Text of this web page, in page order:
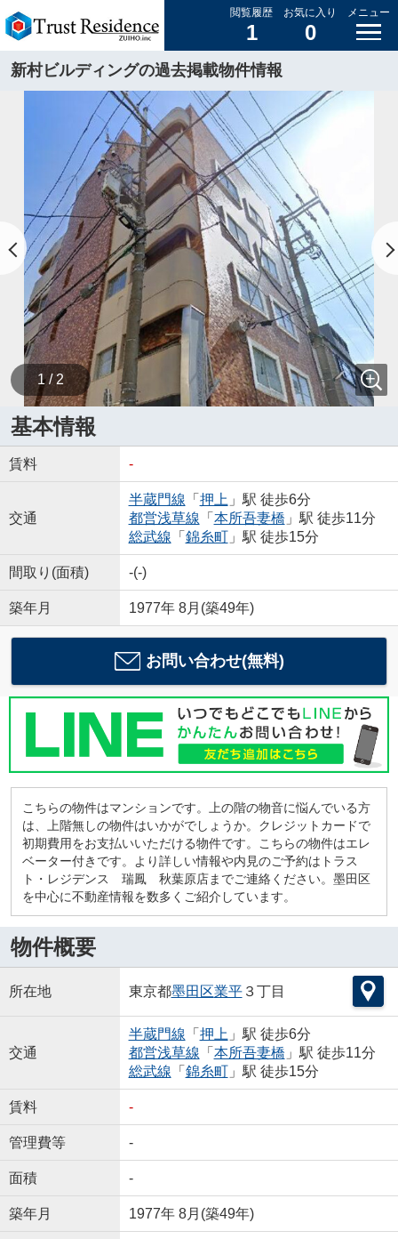
閲覧履歴
1
お気に入り
0
メニュー
新村ビルディングの過去掲載物件情報
1 / 2
基本情報
賃料 -
交通
半蔵門線 「 押上 」駅 徒歩6分
都営浅草線 「 本所吾妻橋 」駅 徒歩11分
総武線 「 錦糸町」駅 徒歩15分
間取り(面積) -(-)
築年月 1977年 8月(築49年)
お問い合わせ(無料)
こちらの物件はマンションです。上の階の物音に悩んでいる方
は、上階無しの物件はいかがでしょうか。クレジットカードで
初期費用をお支払いいただける物件です。こちらの物件はエレ
ベーター付きです。より詳しい情報や内見のご予約はトラス
ト・レジデンス 瑞鳳 秋葉原店までご連絡ください。墨田区
を中心に不動産情報を数多くご紹介しています。
物件概要
所在地 東京都墨田区業平３丁目
交通
半蔵門線 「 押上 」駅 徒歩6分
都営浅草線 「 本所吾妻橋 」駅 徒歩11分
総武線 「 錦糸町」駅 徒歩15分
賃料 -
管理費等 -
面積 -
築年月 1977年 8月(築49年)